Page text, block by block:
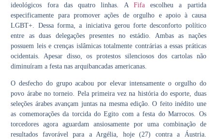
ideológicos fora das quatro linhas. A Fifaescolheu a partida
especificamente para promover ações de orgulho e apoio à causa
LGBT+. Dessa forma, a iniciativa gerou forte desconforto político
entre as duas delegações presentes no estádio. Ambas as nações
possuem leis e crenças islâmicas totalmente contrárias a essas práticas
ocidentais. Apesar disso, os protestos silenciosos dos cartolas não
diminuíram a festa nas arquibancadas americanas.
O desfecho do grupo acabou por elevar intensamente o orgulho do
povo árabe no torneio. Pela primeira vez na história do esporte, duas
seleções árabes avançam juntas na mesma edição. O feito inédito une
as comemorações da torcida do Egito com a festa do Marrocos. Os
torcedores agora aguardam ansiosamente por uma combinação de
resultados favorável para a Argélia, hoje (27) contra a Áustria.